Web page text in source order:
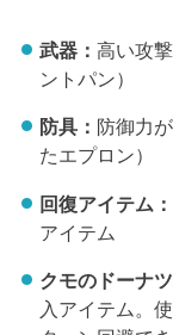
武器： 高い攻
ントパン）
防具： 防御力
たエプロン）
回復アイテム：
アイテム
クモのドーナ
入アイテム。